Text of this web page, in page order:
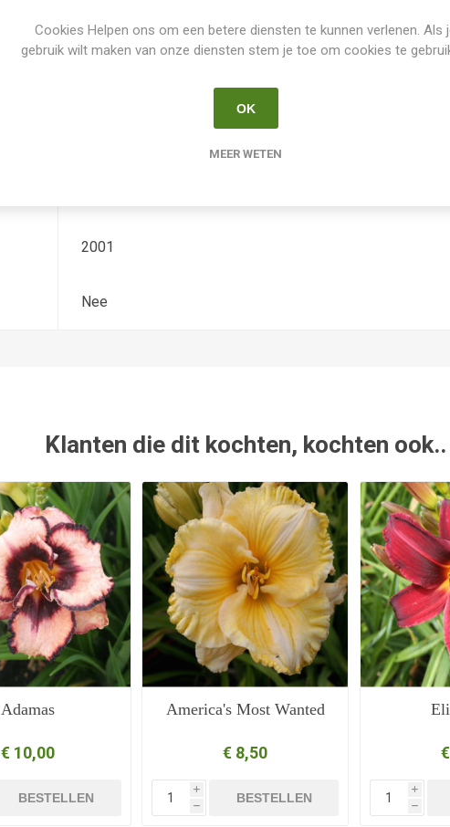
Bladhoudend
2001
Nee
Klanten die dit kochten, kochten ook..
Adamas
€ 10,00
BESTELLEN
America's Most Wanted
€ 8,50
i
h
BESTELLEN
i
h
Cookies Helpen ons om een betere diensten te kunnen verlenen. Als
gebruik wilt maken van onze diensten stem je toe om cookies te
OK
MEER WETEN